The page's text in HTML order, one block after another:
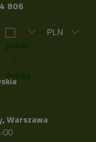
806
Warszawa